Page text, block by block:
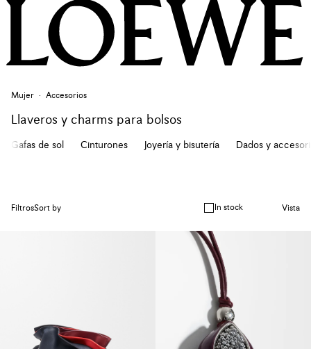
Mujer Accesorios
Llaveros y charms para bolsos
Gafas de sol Cinturones Joyería y bisutería Dados y
FiltrosSort by In stock Vista